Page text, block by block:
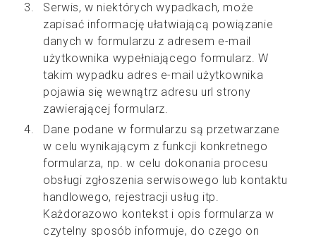
Serwis, w niektórych wypadkach, może
zapisać informację ułatwiającą powiązanie
danych w formularzu z adresem e-mail
użytkownika wypełniającego formularz. W
takim wypadku adres e-mail użytkownika
pojawia się wewnątrz adresu url strony
zawierającej formularz.
Dane podane w formularzu są przetwarzane
w celu wynikającym z funkcji konkretnego
formularza, np. w celu dokonania procesu
obsługi zgłoszenia serwisowego lub kontaktu
handlowego, rejestracji usług itp.
Każdorazowo kontekst i opis formularza w
czytelny sposób informuje, do czego on